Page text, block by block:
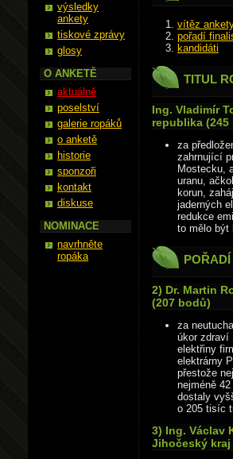
výsledky
ankety
tiskové zprávy
glosy
O ANKETĚ
aktuálně
poselství
galerie ropáků
o anketě
historie
sponzoři
kontakt
diskuse
NOMINACE
navrhněte
ropáka
vítěz
pořadí
kandidáti
TITUL
Ing. Vladimír
republika (245
za
zahrnující
Mostecku,
uranu,
korun,
jaderných
redukce
to mělo být
2) Dr. Martin
(207 bodů)
za
úkor zdraví
elektřiny
elektrárny
přestože
nejméně
dostaly
o 205 tisíc
3) Ing. Václav
Jihočeský kraj